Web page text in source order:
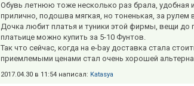
Обувь летнюю тоже несколько раз брала, удобная
прилично, подошва мягкая, но тоненькая, за
Дочка любит платья и туники этой фирмы, вещи до
платьице можно купить за 5-10 Фунтов.
Так что сейчас, когда на e-bay доставка стала
приемлемыми ценами стал очень хорошей
2017.04.30 в 11:54 написал: Katasya